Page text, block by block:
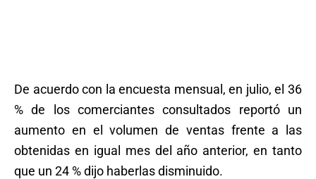
De acuerdo con la encuesta mensual, en julio, el 36
% de los comerciantes consultados reportó un
aumento en el volumen de ventas frente a las
obtenidas en igual mes del año anterior, en tanto
que un 24 % dijo haberlas disminuido.